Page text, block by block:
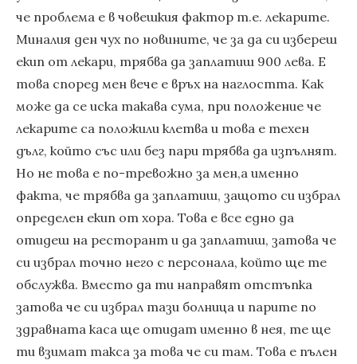
че проблема е в човешкия фактор т.е. лекарите.
Миналия ден чух по новините, че за да си избереш
екип от лекари, трябва да заплатиш 900 лева. Е
това според мен вече е връх на наглостта. Как
може да се иска такава сума, при положение че
лекарите са положили клетва и това е техен
дълг, който със или без пари трябва да изпълнят.
Но не това е по-тревожно за мен,а именно
факта, че трябва да заплатиш, защото си избрал
определен екип от хора. Това е все едно да
отидеш на ресторант и да заплатиш, затова че
си избрал точно него с персонала, който ще те
обслужва. Вместо да ти направят отстъпка
затова че си избрал тази болница и парите по
здравната каса ще отидат именно в нея, те ще
ти взимат такса за това че си там. Това е пълен